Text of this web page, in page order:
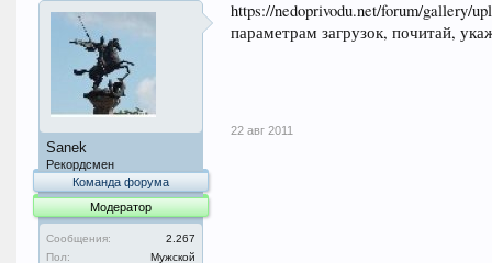
Sanek
Рекордсмен
Команда форума
Модератор
Сообщения:
2.267
Пол:
Мужской
https://nedoprivodu.net/forum/gallery/
параметрам загрузок, почитай,
22 авг 2011